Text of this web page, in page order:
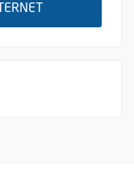
, OUVRE UNE